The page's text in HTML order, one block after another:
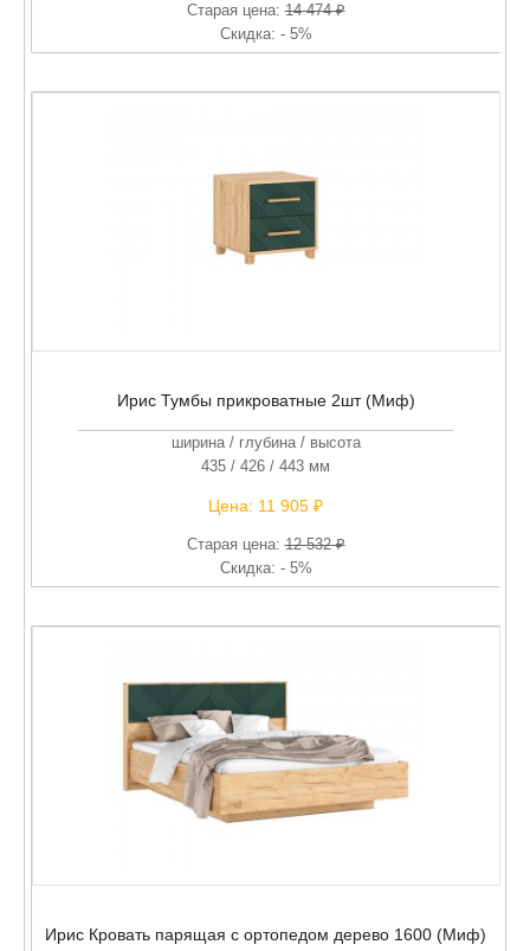
Старая цена:14 474 ₽
Скидка: - 5%
Ирис Тумбы прикроватные 2шт (Миф)
ширина / глубина / высота
435 / 426 / 443 мм
Цена: 11 905 ₽
Старая цена:12 532 ₽
Скидка: - 5%
Ирис Кровать парящая с ортопедом дерево 1600 (Миф)